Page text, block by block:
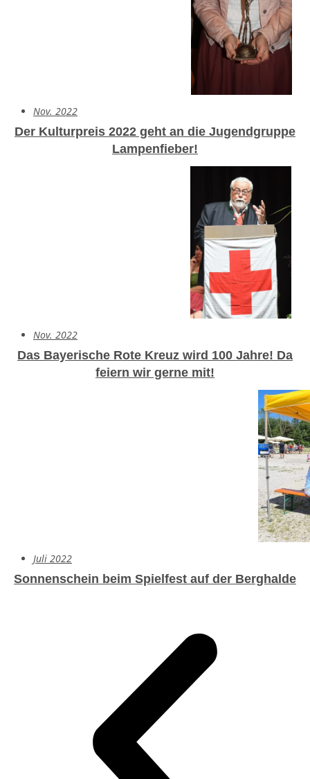
Nov. 2022
Der Kulturpreis 2022 geht an die Jugendgruppe
Lampenfieber!
Nov. 2022
Das Bayerische Rote Kreuz wird 100 Jahre! Da
feiern wir gerne mit!
Juli 2022
Sonnenschein beim Spielfest auf der Berghalde